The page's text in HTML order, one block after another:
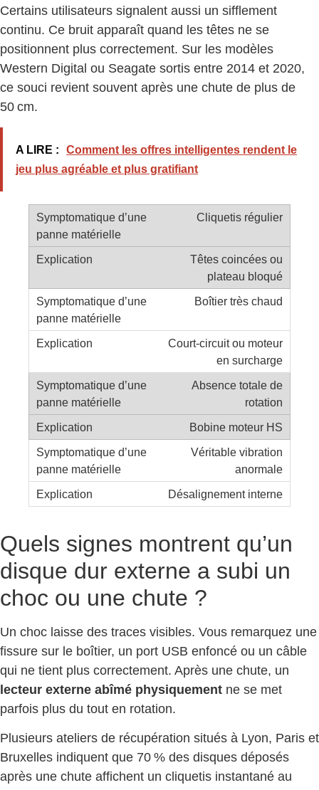
Certains utilisateurs signalent aussi un sifflement
continu. Ce bruit apparaît quand les têtes ne se
positionnent plus correctement. Sur les modèles
Western Digital ou Seagate sortis entre 2014 et 2020,
ce souci revient souvent après une chute de plus de
50 cm.
A LIRE :
Comment les offres intelligentes rendent le
jeu plus agréable et plus gratifiant
Cliquetis régulier
Têtes coincées ou
plateau bloqué
Boîtier très chaud
Court‑circuit ou moteur
en surcharge
Absence totale de
rotation
Bobine moteur HS
Véritable vibration
anormale
Désalignement interne
Quels signes montrent qu’un
disque dur externe a subi un
choc ou une chute ?
Un choc laisse des traces visibles. Vous remarquez une
fissure sur le boîtier, un port USB enfoncé ou un câble
qui ne tient plus correctement. Après une chute, un
lecteur externe abîmé physiquement ne se met
parfois plus du tout en rotation.
Plusieurs ateliers de récupération situés à Lyon, Paris et
Bruxelles indiquent que 70 % des disques déposés
après une chute affichent un cliquetis instantané au